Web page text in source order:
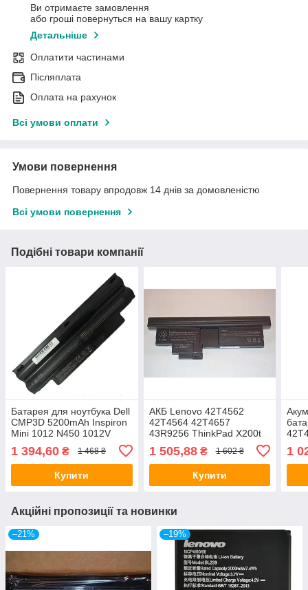
Ви отримаєте замовлення
або гроші повернуться на вашу картку
Детальніше
Оплатити частинами
Післяплата
Оплата на рахунок
Всі умови оплати
Умови повернення
Повернення товару впродовж 14 днів за домовленістю
Всі умови повернення
Подібні товари компанії
Батарея для ноутбука Dell
CMP3D 5200mAh Inspiron
Mini 1012 N450 1012V
1012N 1018 G9PX2 3K4T8
8PY7N 3G0X8 2T6K2
1 394,60 ₴ 1 468 ₴
Купити
АКБ Lenovo 42T4562
42T4564 42T4657
43R9256 ThinkPad X200t
4184 7448 7449 7450 4
Cell
1 505,88₴ 1 602 ₴
Купити
1
Акційні пропозиції та новинки
–21% –19%